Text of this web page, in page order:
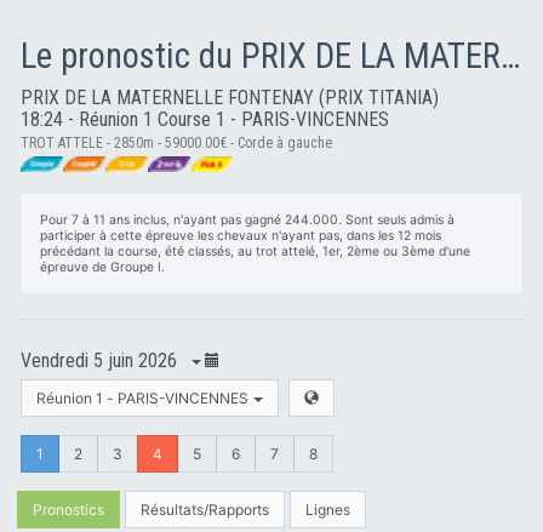
Le pronostic du PRIX DE LA MATERNELLE FONTENAY (PRIX TITANIA)
PRIX DE LA MATERNELLE FONTENAY (PRIX TITANIA)
18:24 - Réunion 1 Course 1 - PARIS-VINCENNES
TROT ATTELE - 2850m - 59000.00€ - Corde à gauche
Pour 7 à 11 ans inclus, n'ayant pas gagné 244.000. Sont seuls admis à
participer à cette épreuve les chevaux n'ayant pas, dans les 12 mois
précédant la course, été classés, au trot attelé, 1er, 2ème ou 3ème d'une
épreuve de Groupe I.
Vendredi 5 juin 2026
Réunion 1 - PARIS-VINCENNES
1 2 3 4 5 6 7 8
Pronostics Résultats/Rapports Lignes